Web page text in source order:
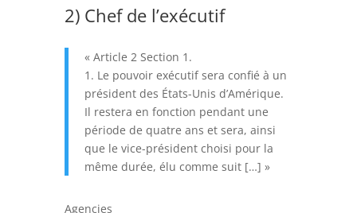
2) Chef de l’exécutif
« Article 2 Section 1.
1. Le pouvoir exécutif sera confié à un
président des États-Unis d’Amérique.
Il restera en fonction pendant une
période de quatre ans et sera, ainsi
que le vice-président choisi pour la
même durée, élu comme suit […] »
Agencies